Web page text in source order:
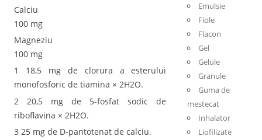
Calciu
100 mg
Magneziu
100 mg
1 18,5 mg de clorura a esterului
monofosforic de tiamina × 2H2O.
2 20,5 mg de 5-fosfat sodic de
riboflavina × 2H2O.
3 25 mg de D-pantotenat de calciu.
Emulsie
Fiole
Flacon
Gel
Gelule
Granule
Guma de
mestecat
Inhalator
Liofilizate